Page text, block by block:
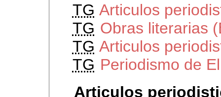
TG Articulos
TG Obras literarias
TG Articulos
TG Periodismo de
Articulos